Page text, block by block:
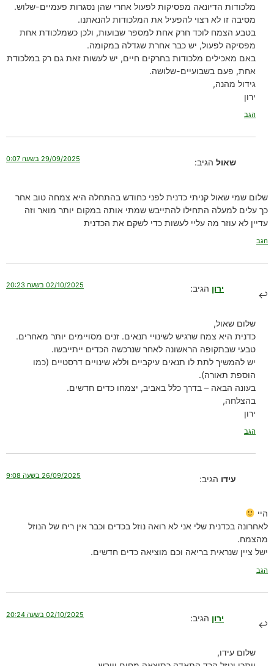
מלכודות הדיונאה מפסיקות לפעול אחרי שהן נסגרות פעמיים-שלוש.
מסיבה זו לא רצוי להפעיל את המלכודות להנאתנו.
בטבע הצמח לוכד חרק אחת למספר שבועות, ולכן כשמלכודת אחת
מפסיקה לפעול, יש כבר אחרת שגדלה במקומה.
באם מאכילים מלכודות בחרקים חיים, יש לעשות זאת גם רק במלכודת
אחת, פעם בשבועיים-שלושה.
גידול מהנה,
ירון
הגב
שאול הגיב: 29/09/2025 בשעה 0:07
שלום שמי שאול קניתי כדנית לפני כחודש בהתחלה היא צמחה טוב אחר
כך עלים למעלה התחילו להתייבש שמתי אותה במקום יותר מואר וזה
עדיין לא עוזר מה עליי לעשות כדי לשקם את הכדנית
הגב
ירון הגיב: 02/10/2025 בשעה 20:23
שלום שאול,
כדנית היא צמח שרגיש לשינויי תנאים. זנים מסויימים יותר מאחרים.
טבעי שבתקופה הראשונה לאחר שנרכשה הכדים ייתייבשו.
יש להמשיך לתת לו תנאים עיקביים וללא שינויים דרסטיים (כמו
הוספת תאורה).
בעונה הבאה – בדרך כלל באביב, יצמחו כדים חדשים.
בהצלחה,
ירון
הגב
עידו הגיב: 26/09/2025 בשעה 9:08
היי
לאחרונה בכדנית שלי אני לא רואה נוזל בכדים וכבר אין ריח של הנוזל
מהצמח.
ישל ציין שנראית בריאה וכם מוציאה כדים חדשים.
הגב
ירון הגיב: 02/10/2025 בשעה 20:24
שלום עידו,